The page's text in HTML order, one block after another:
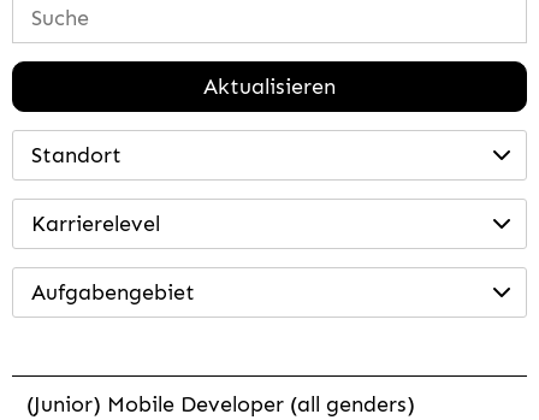
Aktualisieren
Standort
Karrierelevel
Aufgabengebiet
(Junior) Mobile Developer (all genders)